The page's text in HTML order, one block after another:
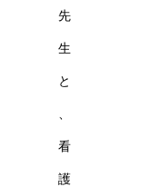
先
生
と
看
護